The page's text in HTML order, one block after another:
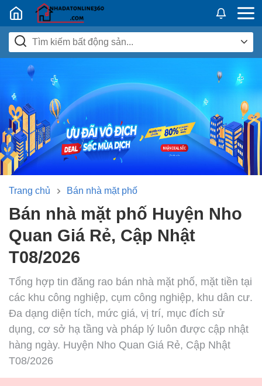
Nhadatban24h.vn
Trang chủ Bán nhà mặt phố
Bán nhà mặt phố Huyện Nho
Quan Giá Rẻ, Cập Nhật
T08/2026
Tổng hợp tin đăng rao bán nhà mặt phố, mặt tiền tại
các khu công nghiệp, cụm công nghiệp, khu dân cư.
Đa dạng diện tích, mức giá, vị trí, mục đích sử
dụng, cơ sở hạ tầng và pháp lý luôn được cập nhật
hàng ngày. Huyện Nho Quan Giá Rẻ, Cập Nhật
T08/2026